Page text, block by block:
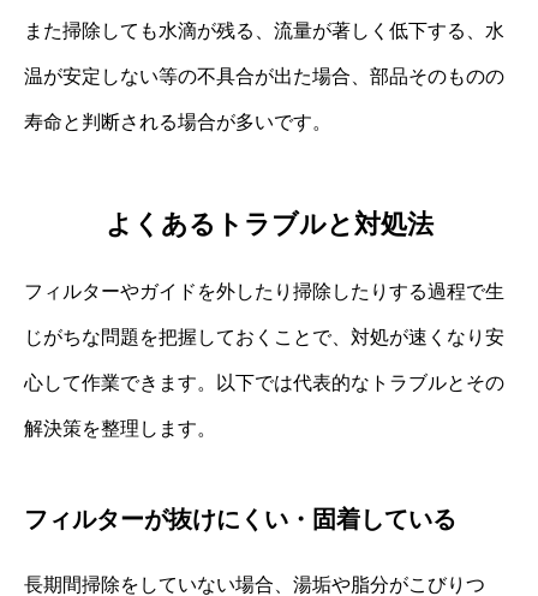
また掃除しても水滴が残る、流量が著しく低下する、水
温が安定しない等の不具合が出た場合、部品そのものの
寿命と判断される場合が多いです。
よくあるトラブルと対処法
フィルターやガイドを外したり掃除したりする過程で生
じがちな問題を把握しておくことで、対処が速くなり安
心して作業できます。以下では代表的なトラブルとその
解決策を整理します。
フィルターが抜けにくい・固着している
長期間掃除をしていない場合、湯垢や脂分がこびりつ